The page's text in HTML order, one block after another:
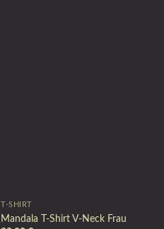
T-SHIRT
Mandala T-Shirt V-Neck Frau